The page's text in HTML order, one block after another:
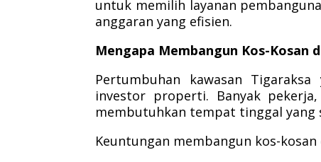
untuk memilih layanan
anggaran yang efisien.
Mengapa Membangun Kos-Kosan
Pertumbuhan kawasan
investor properti. Banyak
membutuhkan tempat tinggal
Keuntungan membangun kos-